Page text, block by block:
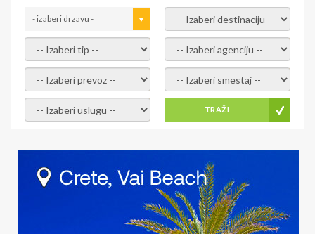
- izaberi drzavu - - izaberi destinaciju -
- izaberi tip - - izaberi agenciju -
- izaberi prevoz - - Izaberite smestaj -
- Izaberite uslugu - TRAŽI